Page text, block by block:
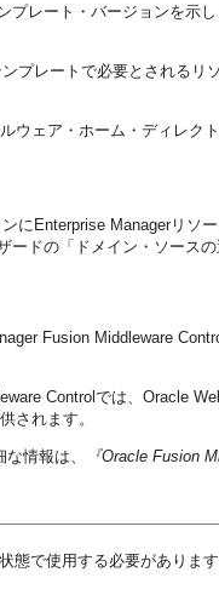
プレート・バージョンを示
プレートで必要とされるリ
ウェア・ホーム・ディレク
にEnterprise Managerリ
ドの「ドメイン・ソース
Fusion Middleware
Controlでは、Oracle
されます。
情報は、 『Oracle Fusion
態で使用する必要がありま